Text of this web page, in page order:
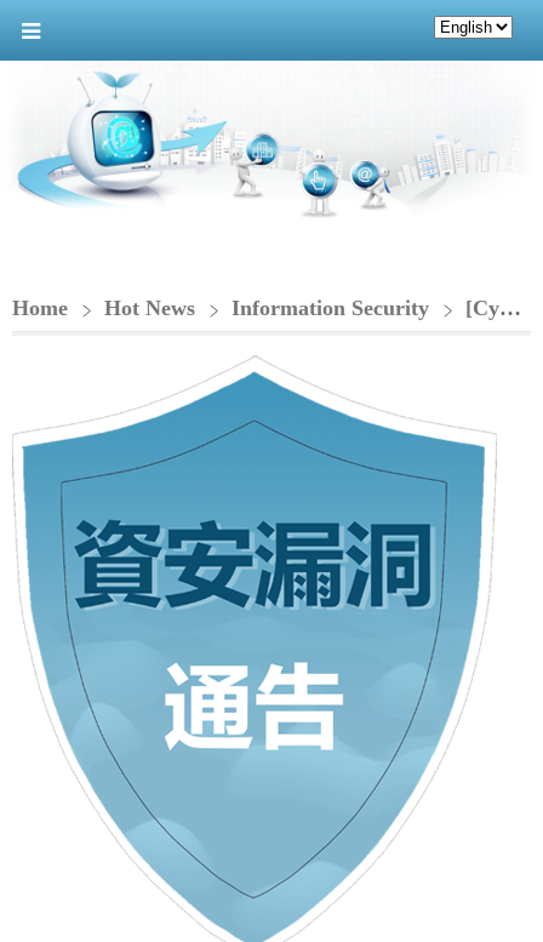
Home Hot News Information Security [Cybersecurity Vulnerability Notice] Apache Tomcat 存在阻斷服務漏洞